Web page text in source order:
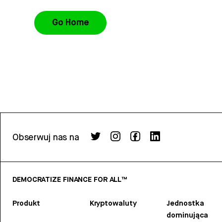
Go Home
Obserwuj nas na
DEMOCRATIZE FINANCE FOR ALL™
Produkt Kryptowaluty
Jednostka
dominująca